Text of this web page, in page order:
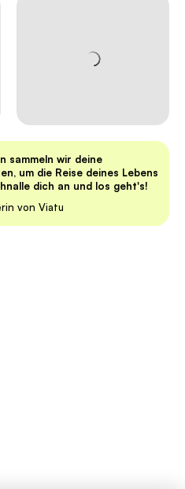
sammeln wir deine
um die Reise deines Lebens
dich an und los geht's!
von Viatu